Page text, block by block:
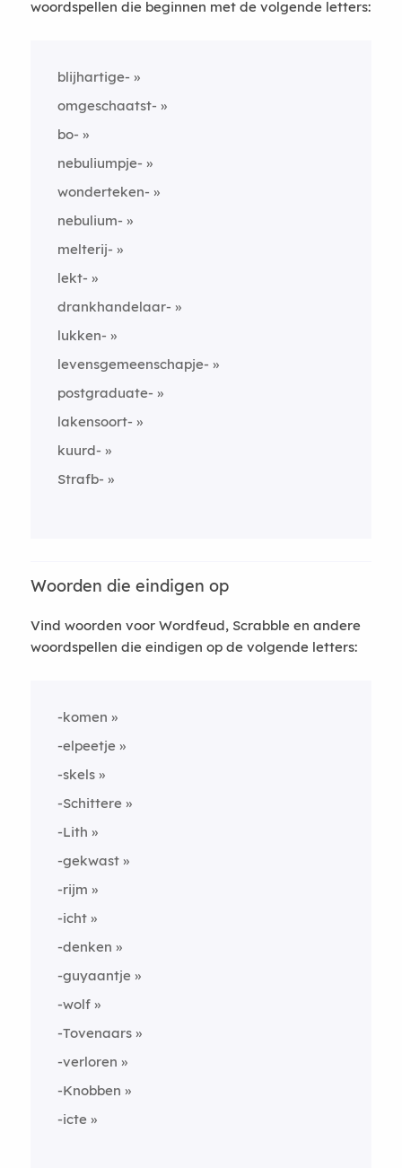
woordspellen die beginnen met de volgende letters:
blijhartige-
omgeschaatst-
bo-
nebuliumpje-
wonderteken-
nebulium-
melterij-
lekt-
drankhandelaar-
lukken-
levensgemeenschapje-
postgraduate-
lakensoort-
kuurd-
Strafb-
Woorden die eindigen op
Vind woorden voor Wordfeud, Scrabble en andere
woordspellen die eindigen op de volgende letters:
-komen
-elpeetje
-skels
-Schittere
-Lith
-gekwast
-rijm
-icht
-denken
-guyaantje
-wolf
-Tovenaars
-verloren
-Knobben
-icte